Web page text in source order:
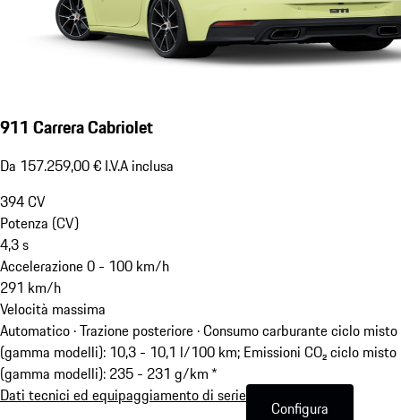
911 Carrera Cabriolet
Da 157.259,00 € I.V.A inclusa
394CV
Potenza (CV)
4,3s
Accelerazione 0 - 100 km/h
291 km/h
Velocità massima
Automatico · Trazione posteriore ·Consumo carburante ciclo misto
(gamma modelli): 10,3 - 10,1 l/100 km; Emissioni CO₂ ciclo misto
(gamma modelli): 235 - 231 g/km *
Dati tecnici ed equipaggiamento di serie
Configura